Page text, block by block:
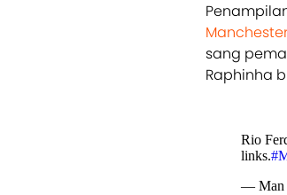
sang
Raphinha
Rio
links.
— Man